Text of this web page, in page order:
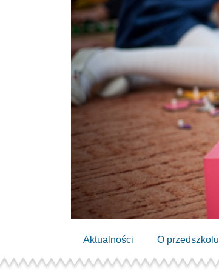
Aktualności O przedszkolu